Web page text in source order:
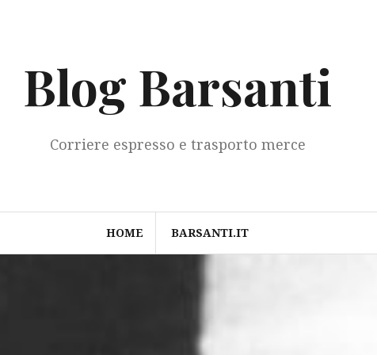
Blog Barsanti
Corriere espresso e trasporto merce
HOME BARSANTI.IT